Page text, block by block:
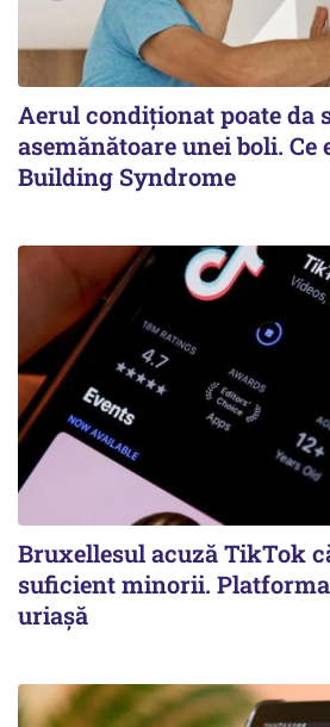
Aerul condiționat poate da
asemănătoare unei boli. Ce
Building Syndrome
Bruxellesul acuză TikTok
suficient minorii.
uriașă